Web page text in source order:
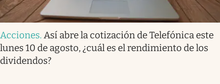
Acciones. Así abre la cotización de Telefónica este
lunes 10 de agosto, ¿cuál es el rendimiento de los
dividendos?